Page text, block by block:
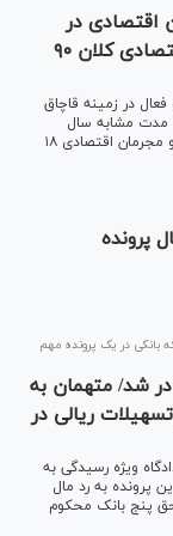
اقتصادی در
شش ماه نخست سال/ برخورد با مجرمان اقتصادی کلان ۹۰
ضربه به ۳۱۲ باند و گروه فعال در زمینه قاچاق
مدت مشابه سال
گذشته خبر داد و گفت: در این مدت دستگیری متهمان و مجرمان اقتصادی ۱۸
پرونده
بانکی در یک پرونده مهم
شد/ متهمان به
ریالی در
ویژه رسیدگی به
پرونده به رد مال
حق پنج بانک محکوم